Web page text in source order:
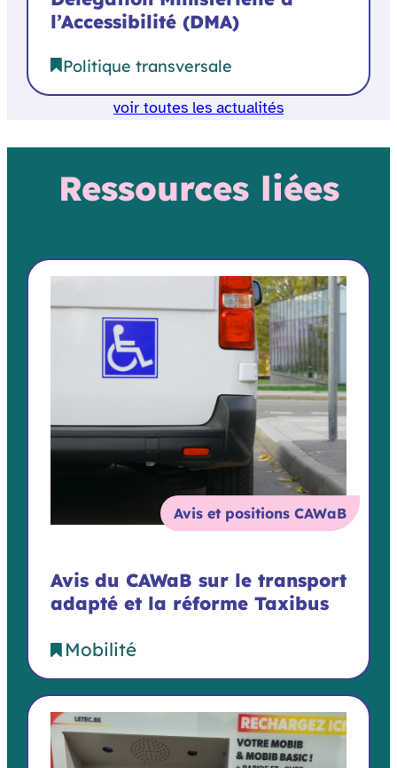
l’Accessibilité (DMA)
Politique transversale
voir toutes les actualités
Ressources liées
Avis et positions CAWaB
Avis du CAWaB sur le transport
adapté et la réforme Taxibus
Mobilité